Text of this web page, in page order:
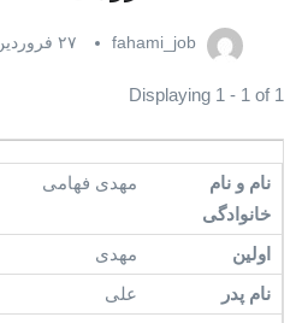
fahami_job ۲۷ فروردین ۱۴۰۱
Displaying 1 - 1 of 1
مهدی فهامی
مهدی
علی